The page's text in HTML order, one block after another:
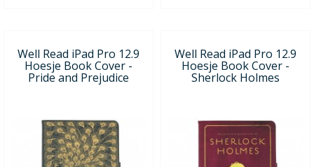
Well Read iPad Pro 12.9
Hoesje Book Cover -
Pride and Prejudice
Well Read iPad Pro 12.9
Hoesje Book Cover -
Sherlock Holmes